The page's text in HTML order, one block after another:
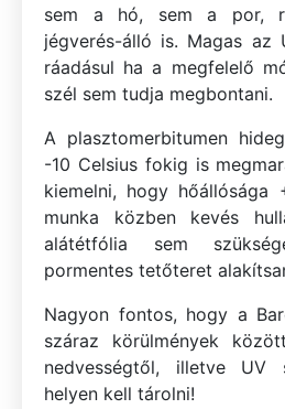
sem a hó, sem a por,
jégverés-álló is. Magas az
ráadásul ha a megfelelő
szél sem tudja megbontani.
A plasztomerbitumen
-10 Celsius fokig is
kiemelni, hogy hőállósága
munka közben kevés
alátétfólia sem
pormentes tetőteret
Nagyon fontos, hogy a
száraz körülmények
nedvességtől, illetve UV
helyen kell tárolni!